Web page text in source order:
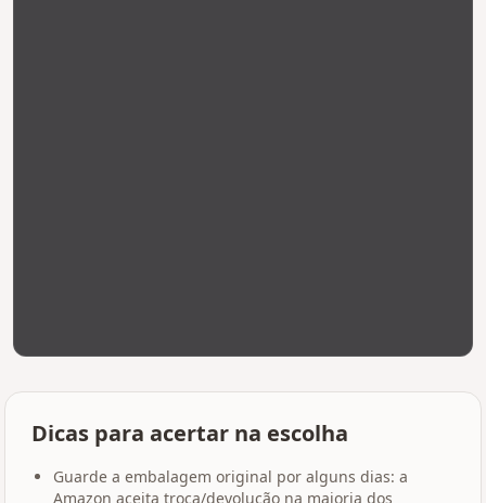
Dicas para acertar na escolha
Guarde a embalagem original por alguns dias: a
Amazon aceita troca/devolução na maioria dos